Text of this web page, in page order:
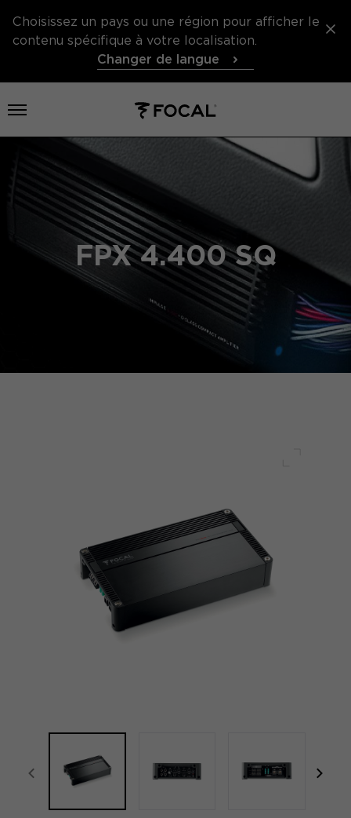
Choisissez un pays ou une région pour afficher le
contenu spécifique à votre localisation.
Changer de langue
Ouvrir le menu
FPX 4.400 SQ
focal-naim-frontent::misc.prev_label